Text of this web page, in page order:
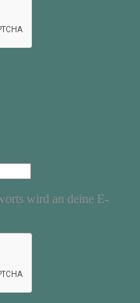
wird an deine E-